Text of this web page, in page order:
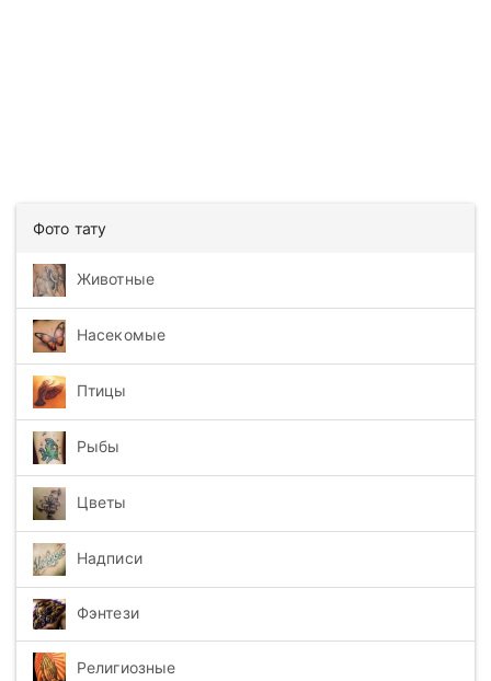
Фото тату
Животные
Насекомые
Птицы
Рыбы
Цветы
Надписи
Фэнтези
Религиозные